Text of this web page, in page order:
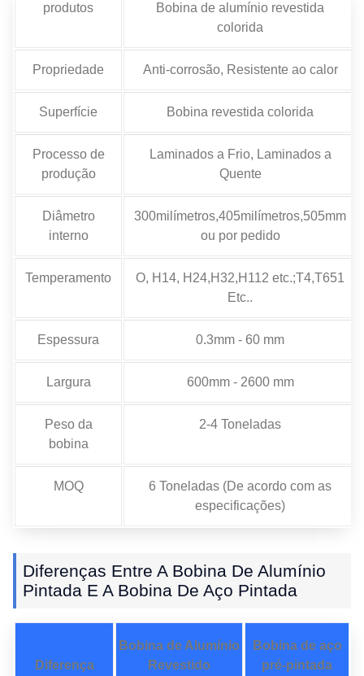
produtos
Bobina de alumínio revestida
colorida
Propriedade Anti-corrosão, Resistente ao calor
Superfície Bobina revestida colorida
Processo de
produção
Laminados a Frio, Laminados a
Quente
Diâmetro
interno
300milímetros,405milímetros,505mm
ou por pedido
Temperamento
O, H14, H24,H32,H112 etc.;T4,T651
Etc..
Espessura 0.3mm - 60 mm
Largura 600mm - 2600 mm
Peso da
bobina
2-4 Toneladas
MOQ
6 Toneladas (De acordo com as
especificações)
Diferenças Entre A Bobina De Alumínio
Pintada E A Bobina De Aço Pintada
Diferença
Bobina de Alumínio
Revestido
Bobina de aço
pré-pintada